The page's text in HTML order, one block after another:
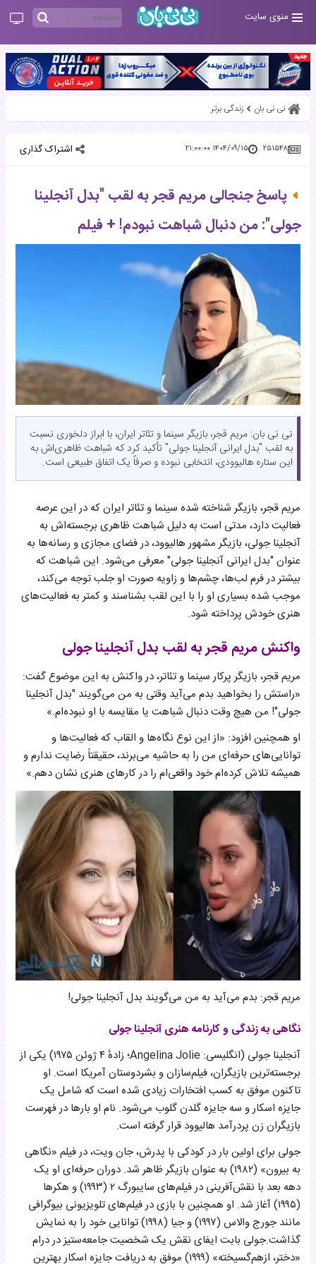
منوی سایت
نی نی بان زندگی برتر
۲۵۱۵۴۸ ۱۴۰۴/۰۹/۱۵ ۲۱:۰۰:۰۰ اشتراک گذاری
پاسخ جنجالی مریم قجر به لقب "بدل آنجلینا
جولی": من دنبال شباهت نبودم! + فیلم
نی نی بان: مریم قجر، بازیگر سینما و تئاتر ایران، با ابراز دلخوری نسبت
به لقب "بدل ایرانی آنجلینا جولی" تأکید کرد که شباهت ظاهری‌اش به
این ستاره هالیوودی، انتخابی نبوده و صرفاً یک اتفاق طبیعی است.
مریم قجر، بازیگر شناخته شده سینما و تئاتر ایران که در این عرصه
فعالیت دارد، مدتی است به دلیل شباهت ظاهری برجسته‌اش به
آنجلینا جولی، بازیگر مشهور هالیوود، در فضای مجازی و رسانه‌ها به
عنوان "بدل ایرانی آنجلینا جولی" معرفی می‌شود. این شباهت که
بیشتر در فرم لب‌ها، چشم‌ها و زاویه صورت او جلب توجه می‌کند،
موجب شده بسیاری او را با این لقب بشناسند و کمتر به فعالیت‌های
هنری خودش پرداخته شود.
واکنش مریم قجر به لقب بدل آنجلینا جولی
مریم قجر، بازیگر پرکار سینما و تئاتر، در واکنش به این موضوع گفت:
«راستش را بخواهید بدم می‌آید وقتی به من می‌گویند "بدل آنجلینا
جولی"! من هیچ وقت دنبال شباهت یا مقایسه با او نبوده‌ام.»
او همچنین افزود: «از این نوع نگاه‌ها و القاب که فعالیت‌ها و
توانایی‌های حرفه‌ای من را به حاشیه می‌برند، حقیقتاً رضایت ندارم و
همیشه تلاش کرده‌ام خود واقعی‌ام را در کارهای هنری نشان دهم.»
مریم قجر: بدم می‌آید به من می‌گویند بدل آنجلینا جولی!
نگاهی به زندگی و کارنامه هنری آنجلینا جولی
آنجلینا جولی (انگلیسی: Angelina Jolie؛ زادهٔ ۴ ژوئن ۱۹۷۵) یکی از
برجسته‌ترین بازیگران، فیلم‌سازان و بشردوستان آمریکا است. او
تاکنون موفق به کسب افتخارات زیادی شده است که شامل یک
جایزه اسکار و سه جایزه گلدن گلوب می‌شود. نام او بارها در فهرست
بازیگران زن پردرآمد هالیوود قرار گرفته است.
جولی برای اولین بار در کودکی با پدرش، جان ویت، در فیلم «نگاهی
به بیرون» (۱۹۸۲) به عنوان بازیگر ظاهر شد. دوران حرفه‌ای او یک
دهه بعد با نقش‌آفرینی در فیلم‌های سایبورگ ۲ (۱۹۹۳) و هکرها
(۱۹۹۵) آغاز شد. او همچنین با بازی در فیلم‌های تلویزیونی بیوگرافی
مانند جورج والاس (۱۹۹۷) و جیا (۱۹۹۸) توانایی خود را به نمایش
گذاشت.جولی بابت ایفای نقش یک شخصیت جامعه‌ستیز در درام
«دختر، ازهم‌گسیخته» (۱۹۹۹) موفق به دریافت جایزه اسکار بهترین